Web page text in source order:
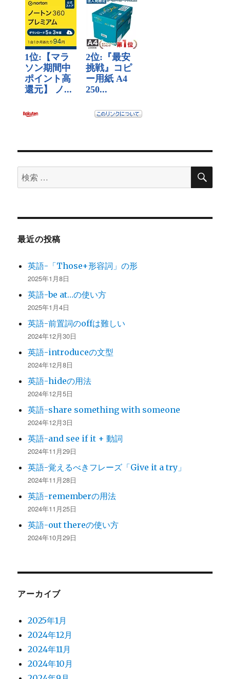
検
索
象:
検
最近の投稿
英語-「Those+形容詞」の形
2025年1月8日
英語-be at…の使い方
2025年1月4日
英語-前置詞のoffは難しい
2024年12月30日
英語-introduceの文型
2024年12月8日
英語-hideの用法
2024年12月5日
英語-share something with someone
2024年12月3日
英語-and see if it + 動詞
2024年11月29日
英語-覚えるべきフレーズ「Give it a try」
2024年11月28日
英語-rememberの用法
2024年11月25日
英語-out thereの使い方
2024年10月29日
アーカイブ
2025年1月
2024年12月
2024年11月
2024年10月